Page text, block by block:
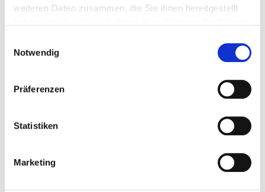
weiteren Daten zusammen, die Sie ihnen bereitgestellt
Notwendig
Präferenzen
Statistiken
Marketing
903921 3,9 x 45 mm